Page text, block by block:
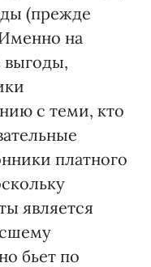
(прежде
на
с теми, кто
платного
является
бьет по